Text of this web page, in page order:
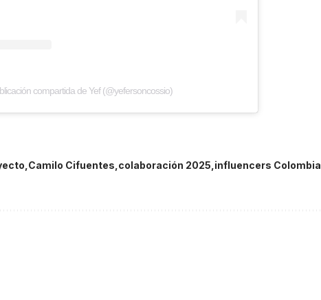
compartida de Yef (@yefersoncossio)
Camilo Cifuentes colaboración 2025 influencers Colombia